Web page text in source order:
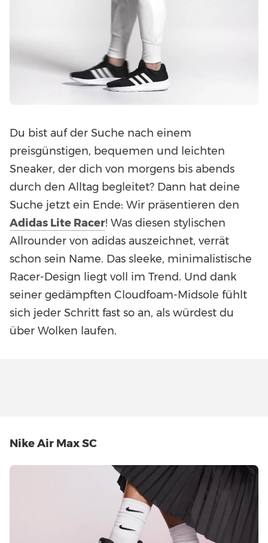
Du bist auf der Suche nach einem
preisgünstigen, bequemen und leichten
Sneaker, der dich von morgens bis abends
durch den Alltag begleitet? Dann hat deine
Suche jetzt ein Ende: Wir präsentieren den
Adidas Lite Racer! Was diesen stylischen
Allrounder von adidas auszeichnet, verrät
schon sein Name. Das sleeke, minimalistische
Racer-Design liegt voll im Trend. Und dank
seiner gedämpften Cloudfoam-Midsole fühlt
sich jeder Schritt fast so an, als würdest du
über Wolken laufen.
Nike Air Max SC